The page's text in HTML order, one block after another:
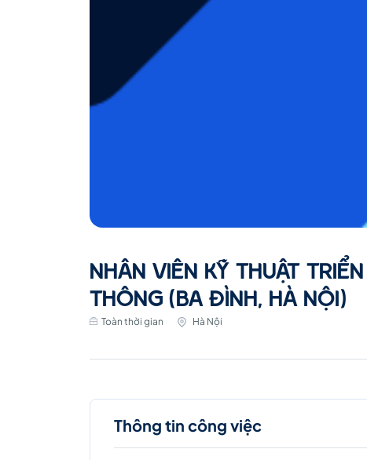
NHÂN VIÊN KỸ THUẬT
THÔNG (BA ĐÌNH, HÀ NỘI)
Toàn thời gian Hà Nội
Thông tin công việc